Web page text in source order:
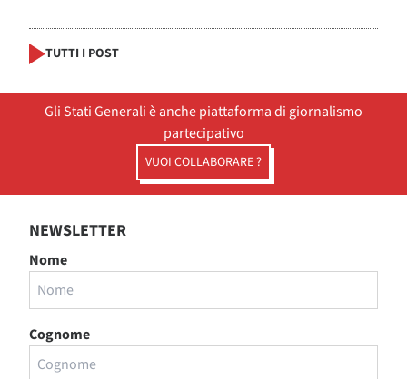
TUTTI I POST
Gli Stati Generali è anche piattaforma di giornalismo
partecipativo
VUOI COLLABORARE ?
NEWSLETTER
Nome
Cognome